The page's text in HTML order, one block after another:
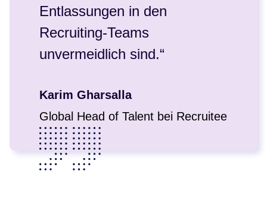
Entlassungen in den
Recruiting-Teams
unvermeidlich sind.“
Karim Gharsalla
Global Head of Talent bei Recruitee